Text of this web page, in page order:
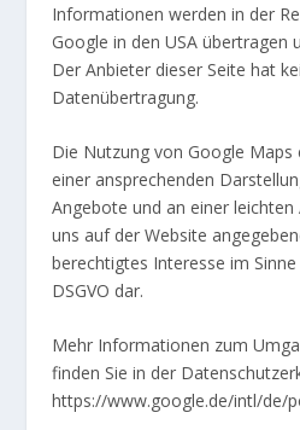
Informationen werden in der
Google in den USA übertragen
Der Anbieter dieser Seite hat
Datenübertragung.
Die Nutzung von Google
einer ansprechenden
Angebote und an einer
uns auf der Website
berechtigtes Interesse im
DSGVO dar.
Mehr Informationen zum
finden Sie in der
https://www.google.de/intl/de/